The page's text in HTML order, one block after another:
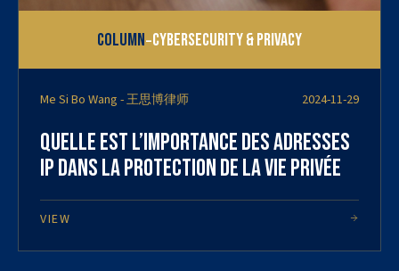
Column-Cybersecurity & Privacy
Me Si Bo Wang - 王思博律师 2024-11-29
Quelle est l’importance des adresses
IP dans la protection de la vie privée
VIEW